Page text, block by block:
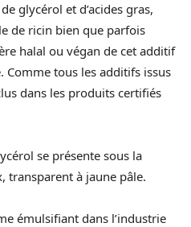
glycérol et d’acides gras,
de ricin bien que parfois
halal ou végan de cet additif
Comme tous les additifs issus
dans les produits certifiés
se présente sous la
transparent à jaune pâle.
émulsifiant dans l’industrie